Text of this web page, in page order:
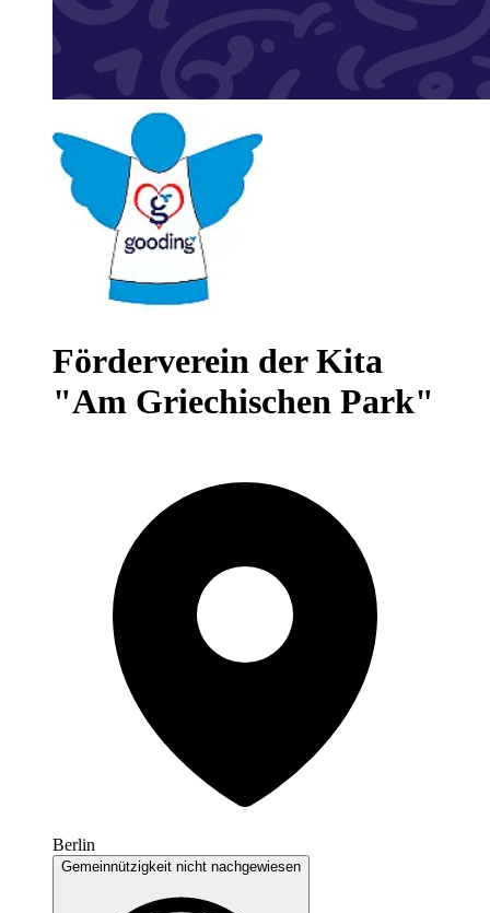
Förderverein der Kita
"Am Griechischen Park"
Berlin
Gemeinnützigkeit nicht nachgewiesen